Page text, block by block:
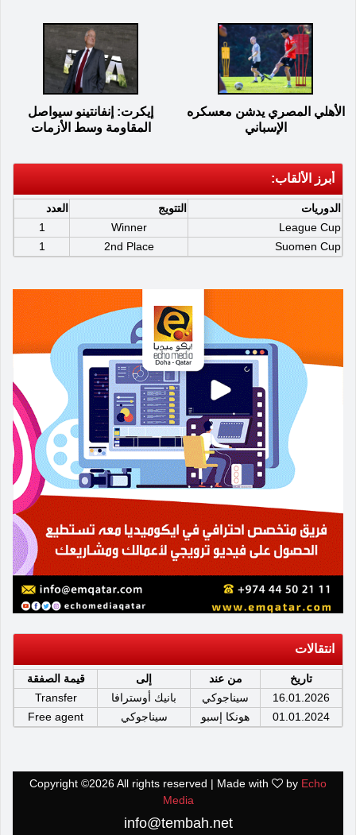
الأهلي المصري يدشن معسكره
الإسباني
إيكرت: إنفانتينو سيواصل
المقاومة وسط الأزمات
أبرز الألقاب:
الدوريات التتويج
العدد
League Cup
Winner
1
Suomen Cup
2nd Place
1
انتقالات
تاريخ من عند إلى
قيمة الصفقة
16.01.2026
سيناجوكي بانيك أوسترافا
Transfer
01.01.2024
هونكا إسبو سيناجوكي Free agent
Copyright ©2026 All rights reserved | Made with by Echo
Media
info@tembah.net